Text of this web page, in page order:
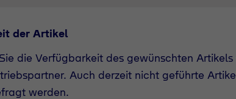
der Artikel
die Verfügbarkeit des gewünschten
Auch derzeit nicht geführte
werden.